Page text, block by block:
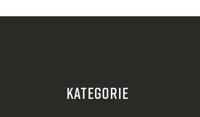
KATEGORIE